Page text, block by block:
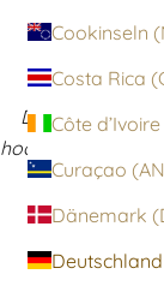
Die Estella
hochwertige
Der
Ob zum